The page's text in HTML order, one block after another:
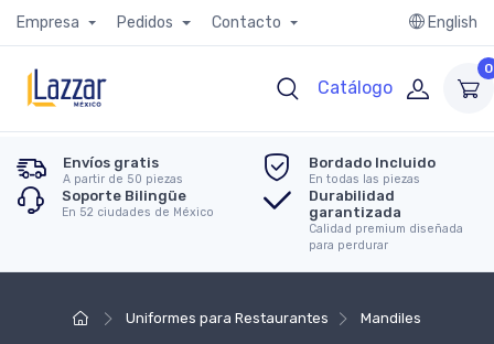
Empresa Pedidos Contacto English
Catálogo
0
Envíos gratis
A partir de 50 piezas
Bordado Incluido
En todas las piezas
Soporte Bilingüe
En 52 ciudades de México
Durabilidad
garantizada
Calidad premium diseñada
para perdurar
Uniformes para Restaurantes Mandiles